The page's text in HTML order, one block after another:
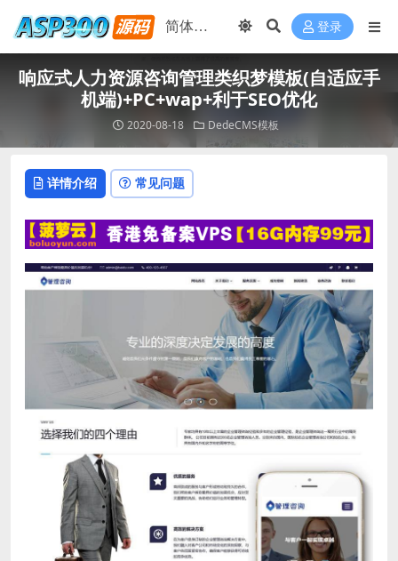
登录
响应式人力资源咨询管理类织梦模板(自适应手
机端)+PC+wap+利于SEO优化
2020-08-18 DedeCMS模板
详情介绍 常见问题